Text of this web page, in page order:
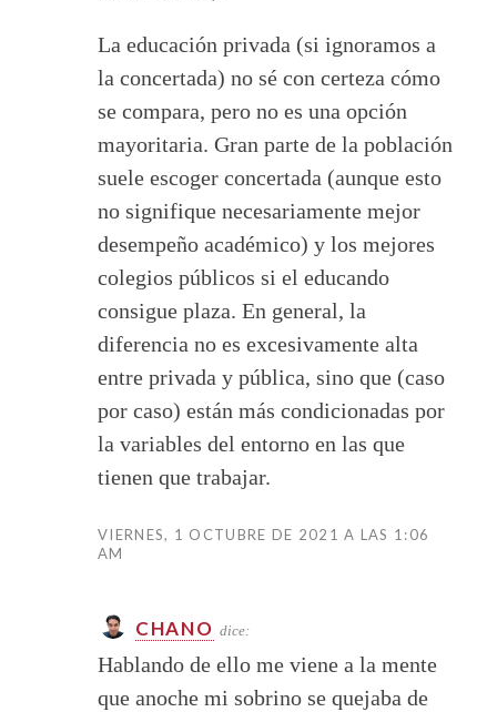
La educación privada (si ignoramos a
la concertada) no sé con certeza cómo
se compara, pero no es una opción
mayoritaria. Gran parte de la población
suele escoger concertada (aunque esto
no signifique necesariamente mejor
desempeño académico) y los mejores
colegios públicos si el educando
consigue plaza. En general, la
diferencia no es excesivamente alta
entre privada y pública, sino que (caso
por caso) están más condicionadas por
la variables del entorno en las que
tienen que trabajar.
VIERNES, 1 OCTUBRE DE 2021 A LAS 1:06
AM
CHANO dice:
Hablando de ello me viene a la mente
que anoche mi sobrino se quejaba de